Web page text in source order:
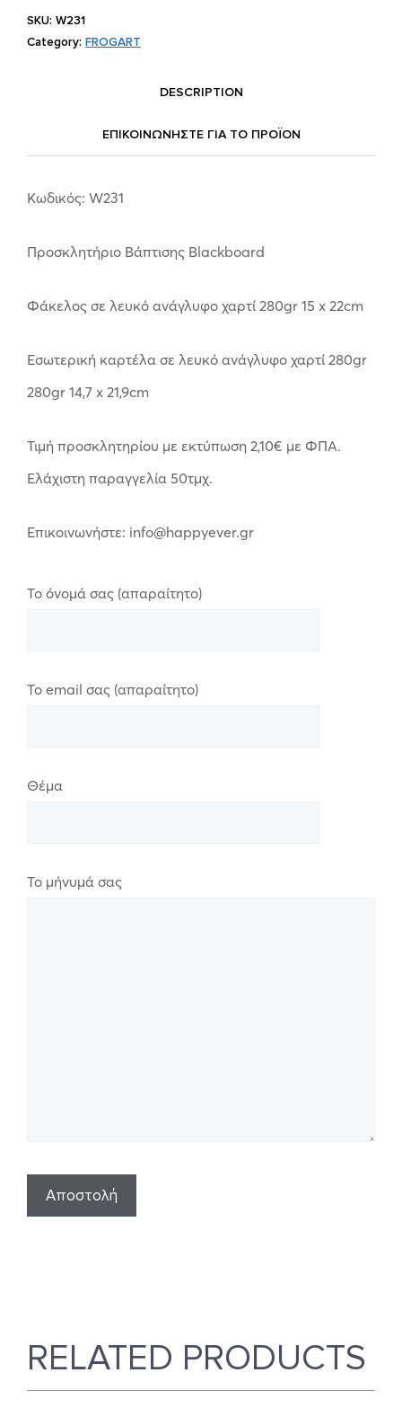
SKU: W231
Category: FROGART
DESCRIPTION
ΕΠΙΚΟΙΝΩΝΗΣΤΕ ΓΙΑ ΤΟ ΠΡΟΪOΝ
Κωδικός: W231
Προσκλητήριο Βάπτισης Blackboard
Φάκελος σε λευκό ανάγλυφο χαρτί 280gr 15 x 22cm
Εσωτερική καρτέλα σε λευκό ανάγλυφο χαρτί 280gr
280gr 14,7 x 21,9cm
Τιμή προσκλητηρίου με εκτύπωση 2,10€ με ΦΠΑ.
Ελάχιστη παραγγελία 50τμχ.
Επικοινωνήστε: info@happyever.gr
Το όνομά σας (απαραίτητο)
Το email σας (απαραίτητο)
Θέμα
Το μήνυμά σας
RELATED PRODUCTS